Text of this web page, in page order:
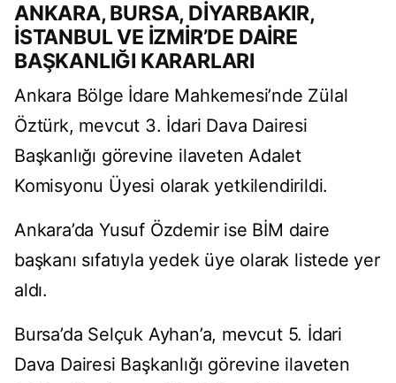
ANKARA, BURSA, DİYARBAKIR,
İSTANBUL VE İZMİR’DE DAİRE
BAŞKANLIĞI KARARLARI
Ankara Bölge İdare Mahkemesi’nde Zülal
Öztürk, mevcut 3. İdari Dava Dairesi
Başkanlığı görevine ilaveten Adalet
Komisyonu Üyesi olarak yetkilendirildi.
Ankara’da Yusuf Özdemir ise BİM daire
başkanı sıfatıyla yedek üye olarak listede yer
aldı.
Bursa’da Selçuk Ayhan’a, mevcut 5. İdari
Dava Dairesi Başkanlığı görevine ilaveten